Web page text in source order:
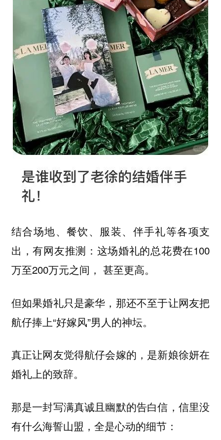
结合场地、餐饮、服装、伴手礼等各项支
出，有网友推测：这场婚礼的总花费在100
万至200万元之间， 甚至更高。
但如果婚礼只是豪华，那还不至于让网友把
航仔捧上“好嫁风”男人的神坛。
真正让网友觉得航仔会嫁的，是新娘徐妍在
婚礼上的致辞。
那是一封写满真诚且幽默的告白信，信里没
有什么海誓山盟，全是心动的细节：